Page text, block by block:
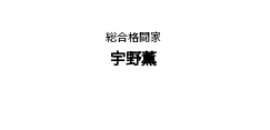
総合格闘家
宇野薫